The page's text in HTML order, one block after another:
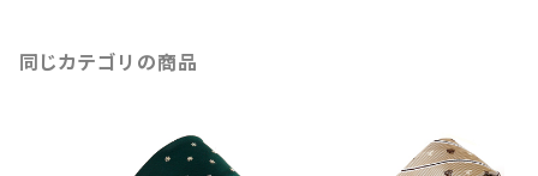
同じカテゴリの商品